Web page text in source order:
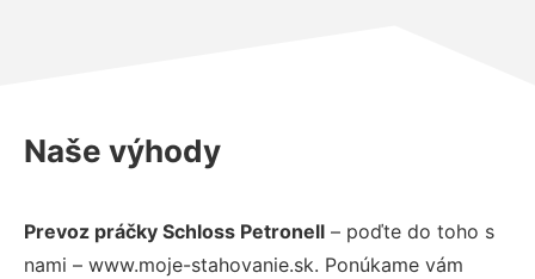
Naše výhody
Prevoz práčky Schloss Petronell – poďte do toho s
nami – www.moje-stahovanie.sk. Ponúkame vám